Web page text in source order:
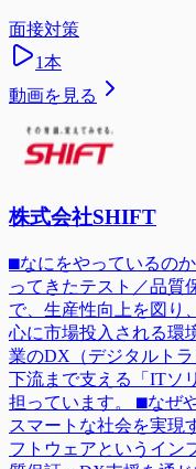
面接対策
1本
動画を見る
株式会社SHIFT
⬛︎なにをやっているの
ってきたテスト／品質
で、生産性向上を図り
心に市場投入される環
業のDX（デジタルト
下流まで支える「ITソ
担っています。 ⬛︎なぜ
スマートな社会を実現
フトウェアというイン